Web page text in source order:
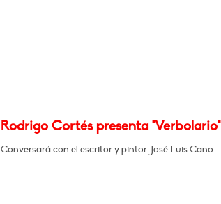
Rodrigo Cortés presenta "Verbolario"
Conversará con el escritor y pintor José Luis Cano